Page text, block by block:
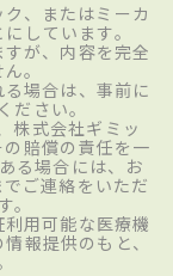
、またはミーカ
しています。
が、内容を完全
。
場合は、事前に
さい。
株式会社ギミッ
賠償の責任を一
る場合には、お
ご連絡をいただ
用可能な医療機
報提供のもと、